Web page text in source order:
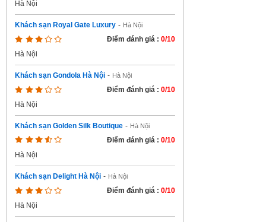
Hà Nội
Khách sạn Royal Gate Luxury - Hà Nội
Điểm đánh giá : 0/10
Hà Nội
Khách sạn Gondola Hà Nội - Hà Nội
Điểm đánh giá : 0/10
Hà Nội
Khách sạn Golden Silk Boutique - Hà Nội
Điểm đánh giá : 0/10
Hà Nội
Khách sạn Delight Hà Nội - Hà Nội
Điểm đánh giá : 0/10
Hà Nội